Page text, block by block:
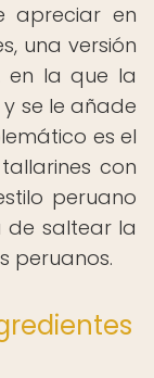
apreciar en
una versión
en la que la
se le añade
es el
con
peruano
de saltear la
peruanos.